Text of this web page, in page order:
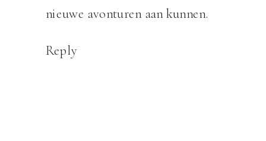
nieuwe avonturen aan kunnen.
Reply